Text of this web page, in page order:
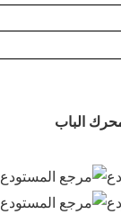
الباب